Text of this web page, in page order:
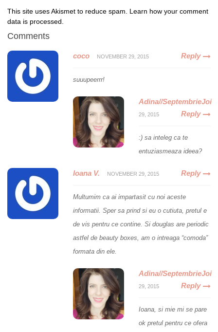
This site uses Akismet to reduce spam. Learn how your comment
data is processed
Comments
coco NOVEMBER 29, 2015 Reply
suuupeerrr!
Adina//SeptembrieJoi
29, 2015 Reply
:) sa inteleg ca te
entuziasmeaza ideea?
Ioana V. NOVEMBER 29, 2015 Reply
Multumim ca ai impartasit cu noi aceste
informatii. Sper sa prind si eu o cutiuta, pretul e
de vis pentru ce contine. Si douglas are periodic
astfel de beauty boxes, am o intreaga “comoda”
formata din ele.
Adina//SeptembrieJoi
29, 2015 Reply
Ioana, si mie mi se pare
ok pretul pentru ce ofera